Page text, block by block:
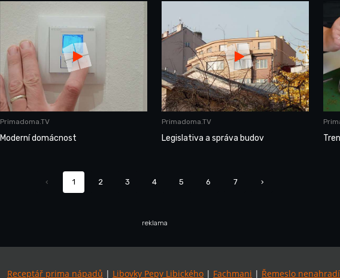
Primadoma.TV
Moderní domácnost
Primadoma.TV
Legislativa a správa budov
‹ 1 2 3 4 5 6 7 ›
reklama
Receptář prima nápadů | Libovky Pepy Libického | Fachmani | Řemeslo